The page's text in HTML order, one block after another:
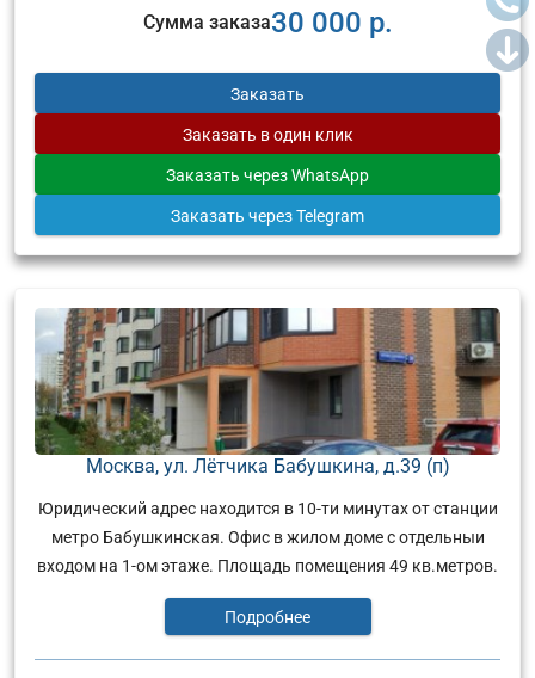
Сумма заказа30 000 р.
Заказать
Заказать в один клик
Заказать через WhatsApp
Заказать через Telegram
Москва, ул. Лётчика Бабушкина, д.39 (п)
Юридический адрес находится в 10-ти минутах от станции
метро Бабушкинская. Офис в жилом доме с отдельныи
входом на 1-ом этаже. Площадь помещения 49 кв.метров.
Подробнее